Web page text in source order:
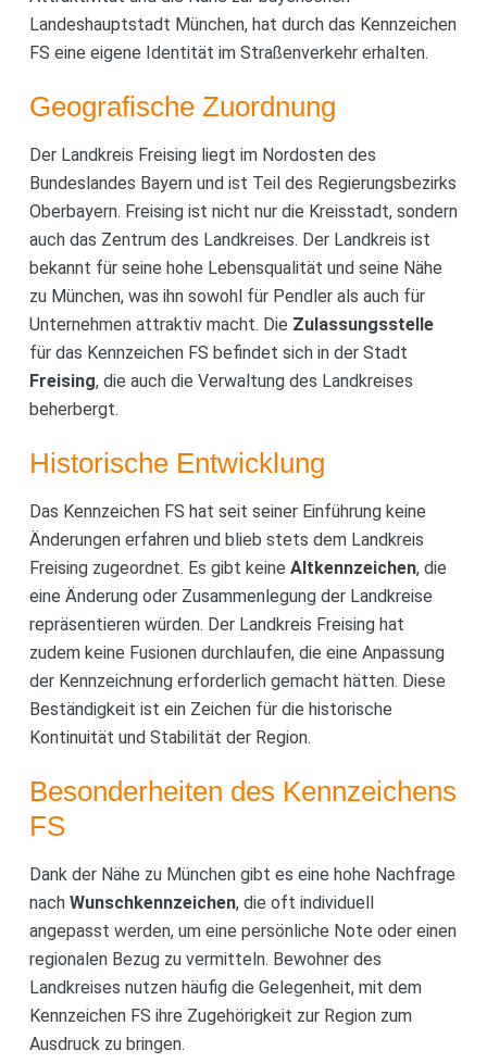
Landeshauptstadt München, hat durch das Kennzeichen
FS eine eigene Identität im Straßenverkehr erhalten.
Geografische Zuordnung
Der Landkreis Freising liegt im Nordosten des
Bundeslandes Bayern und ist Teil des Regierungsbezirks
Oberbayern. Freising ist nicht nur die Kreisstadt, sondern
auch das Zentrum des Landkreises. Der Landkreis ist
bekannt für seine hohe Lebensqualität und seine Nähe
zu München, was ihn sowohl für Pendler als auch für
Unternehmen attraktiv macht. Die Zulassungsstelle
für das Kennzeichen FS befindet sich in der Stadt
Freising, die auch die Verwaltung des Landkreises
beherbergt.
Historische Entwicklung
Das Kennzeichen FS hat seit seiner Einführung keine
Änderungen erfahren und blieb stets dem Landkreis
Freising zugeordnet. Es gibt keine Altkennzeichen, die
eine Änderung oder Zusammenlegung der Landkreise
repräsentieren würden. Der Landkreis Freising hat
zudem keine Fusionen durchlaufen, die eine Anpassung
der Kennzeichnung erforderlich gemacht hätten. Diese
Beständigkeit ist ein Zeichen für die historische
Kontinuität und Stabilität der Region.
Besonderheiten des Kennzeichens
FS
Dank der Nähe zu München gibt es eine hohe Nachfrage
nach Wunschkennzeichen, die oft individuell
angepasst werden, um eine persönliche Note oder einen
regionalen Bezug zu vermitteln. Bewohner des
Landkreises nutzen häufig die Gelegenheit, mit dem
Kennzeichen FS ihre Zugehörigkeit zur Region zum
Ausdruck zu bringen.